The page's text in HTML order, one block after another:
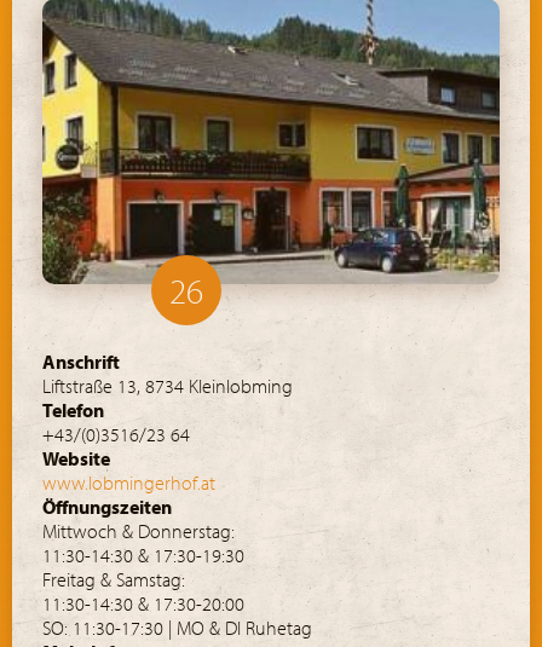
26
Anschrift
Liftstraße 13, 8734 Kleinlobming
Telefon
+43/(0)3516/23 64
Website
www.lobmingerhof.at
Öffnungszeiten
Mittwoch & Donnerstag:
11:30-14:30 & 17:30-19:30
Freitag & Samstag:
11:30-14:30 & 17:30-20:00
SO: 11:30-17:30 | MO & DI Ruhetag